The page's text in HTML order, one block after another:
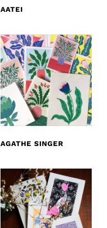
AATEI
AGATHE SINGER